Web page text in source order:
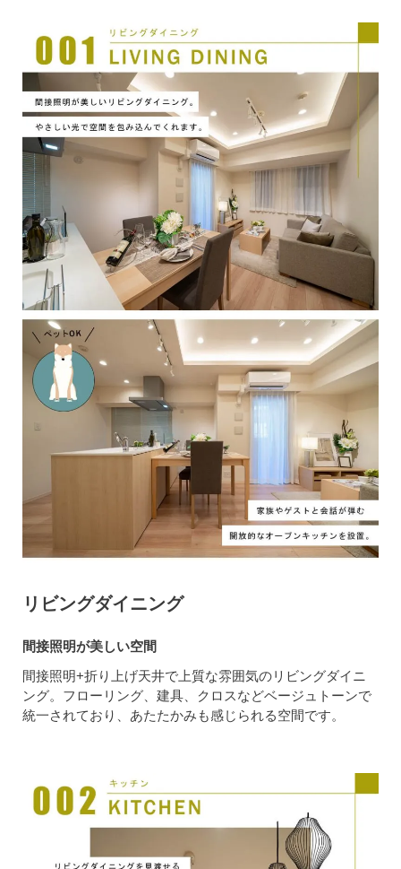
リビングダイニング
間接照明が美しい空間
間接照明+折り上げ天井で上質な雰囲気のリビングダイニ
ング。フローリング、建具、クロスなどベージュトーンで
統一されており、あたたかみも感じられる空間です。